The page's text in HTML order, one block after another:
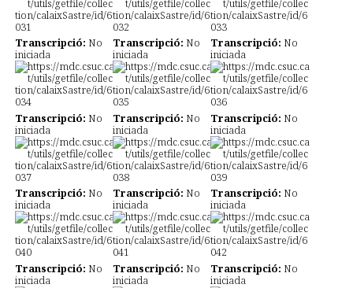
Transcripció: No
iniciada
Transcripció: No
iniciada
Transcripció: No
iniciada
Transcripció: No
iniciada
Transcripció: No
iniciada
Transcripció: No
iniciada
Transcripció: No
iniciada
Transcripció: No
iniciada
Transcripció: No
iniciada
Transcripció: No
iniciada
Transcripció: No
iniciada
Transcripció: No
iniciada